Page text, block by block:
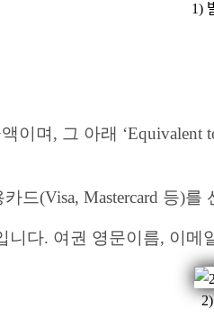
1)
이며, 그 아래
카드(Visa, Mastercard 등
다. 여권 영문이름, 이
2)